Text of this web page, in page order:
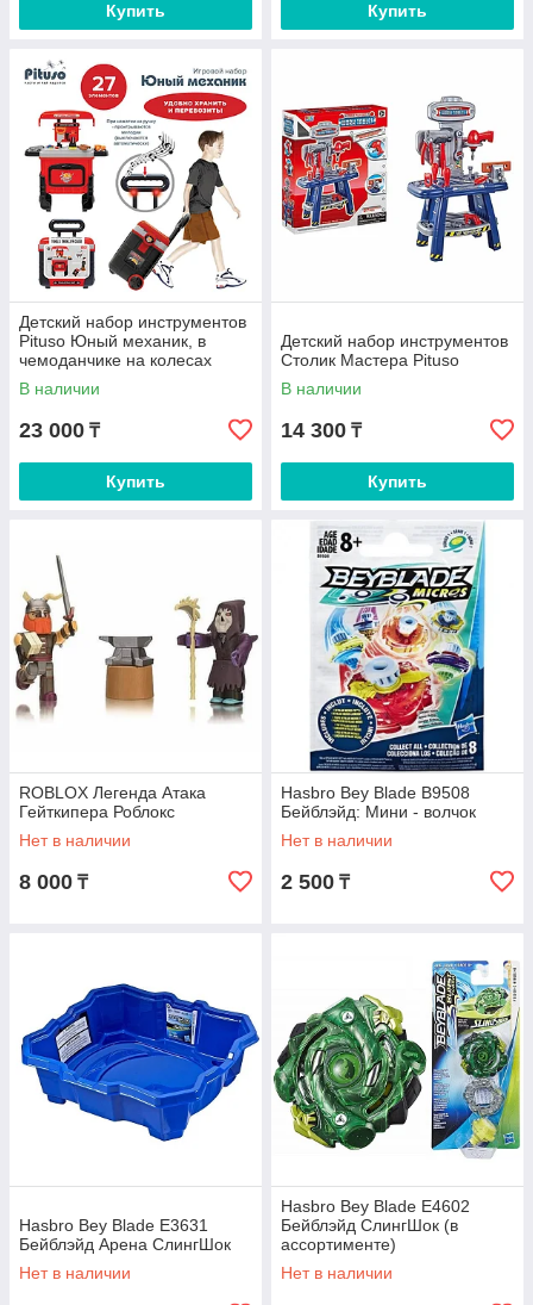
Купить Купить
Детский набор инструментов
Pituso Юный механик, в
чемоданчике на колесах
В наличии
23 000 ₸
Купить
Детский набор инструментов
Столик Мастера Pituso
В наличии
14 300 ₸
Купить
ROBLOX Легенда Атака
Гейткипера Роблокс
Нет в наличии
8 000 ₸
Hasbro Bey Blade B9508
Бейблэйд: Мини - волчок
Нет в наличии
2 500 ₸
Hasbro Bey Blade E3631
Бейблэйд Арена СлингШок
Нет в наличии
Hasbro Bey Blade E4602
Бейблэйд СлингШок (в
ассортименте)
Нет в наличии